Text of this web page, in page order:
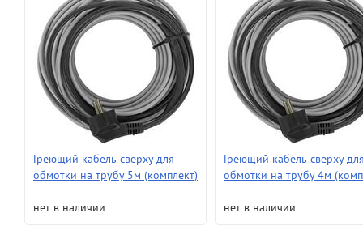
Греющий кабель сверху для
обмотки на трубу 5м (комплект)
нет в наличии
Греющий кабель сверху
обмотки на трубу 4м
нет в наличии